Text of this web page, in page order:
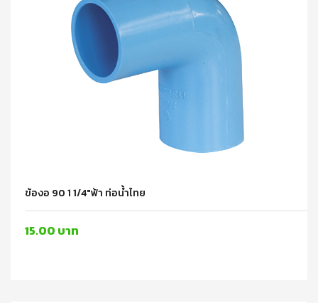
ข้องอ 90 1 1/4"ฟ้า ท่อน้ำไทย
15.00 บาท